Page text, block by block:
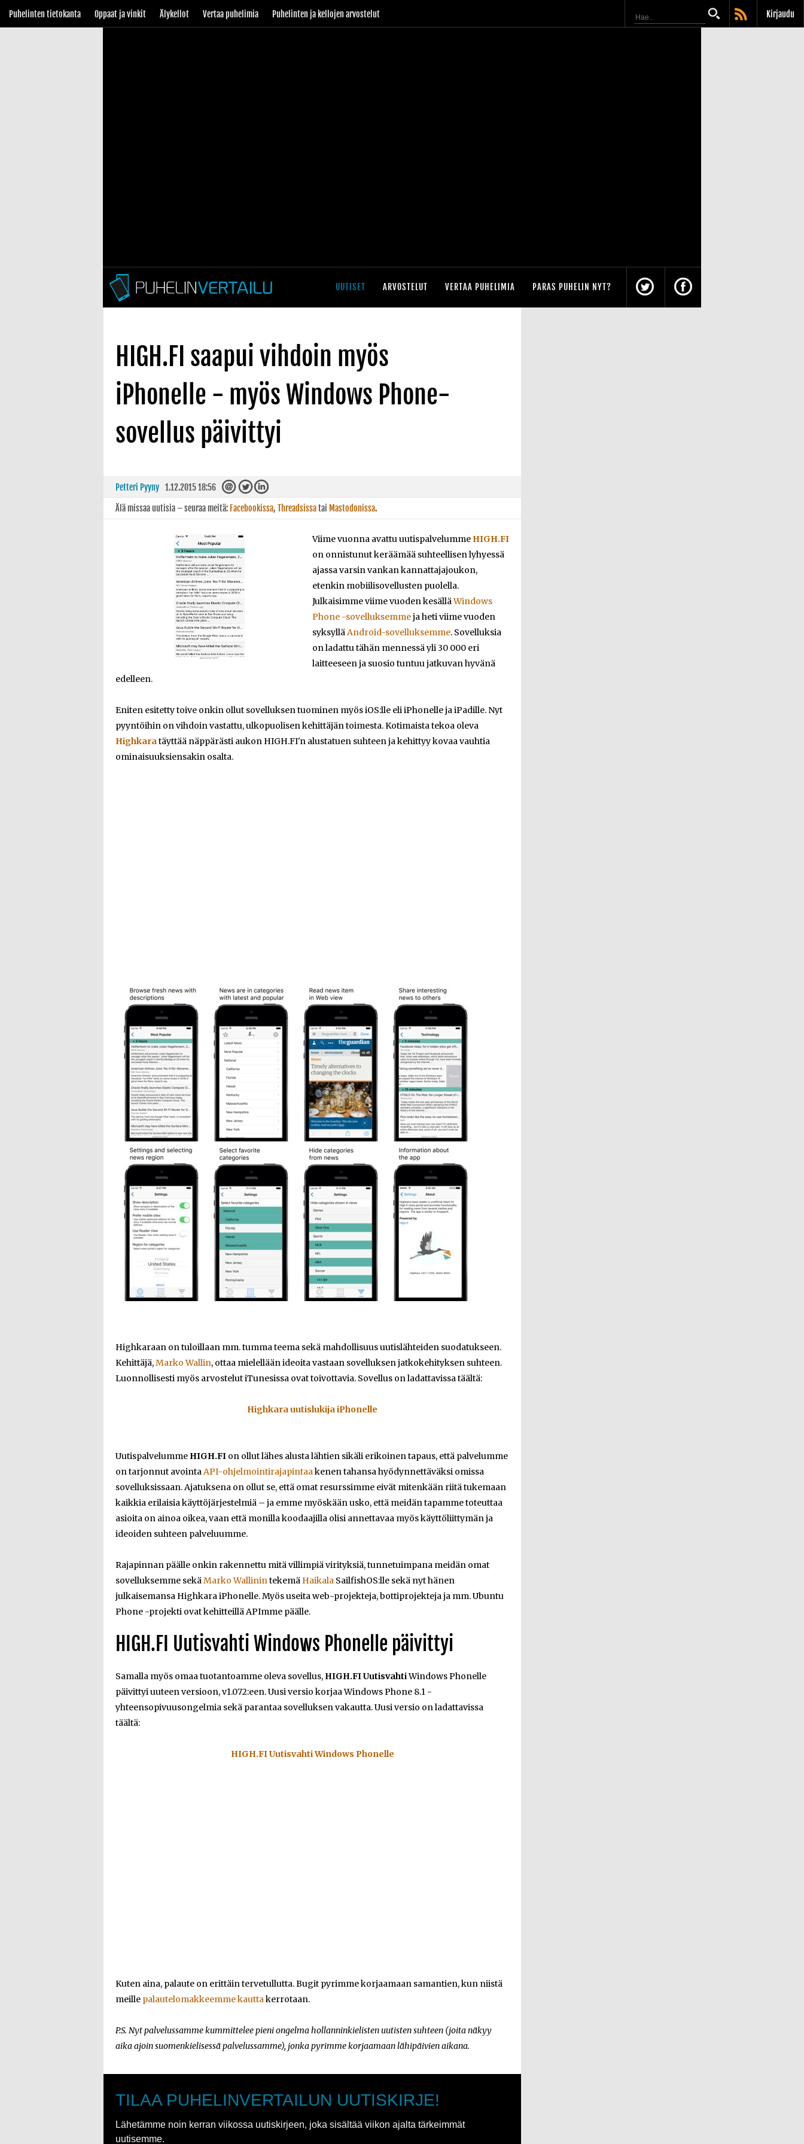
Puhelinten tietokanta Oppaat ja vinkit Älykellot Vertaa puhelimia Puhelinten ja kellojen arvostelut Kirjaudu
UUTISET ARVOSTELUT VERTAA PUHELIMIA PARAS PUHELIN NYT?
HIGH.FI saapui vihdoin myös
iPhonelle - myös Windows Phone-
sovellus päivittyi
Petteri Pyyny 1.12.2015 18:56
Älä missaa uutisia – seuraa meitä: Facebookissa, Threadsissatai Mastodonissa.
Viime vuonna avattu uutispalvelumme HIGH.FI
on onnistunut keräämää suhteellisen lyhyessä
ajassa varsin vankan kannattajajoukon,
etenkin mobiilisovellusten puolella.
Julkaisimme viime vuoden kesälläWindows
Phone -sovelluksemmeja heti viime vuoden
syksylläAndroid-sovelluksemme. Sovelluksia
on ladattu tähän mennessä yli30 000 eri
laitteeseen ja suosio tuntuu jatkuvan hyvänä
edelleen.
Eniten esitetty toive onkin ollut sovelluksen tuominen myös iOS:lle eli iPhonelle ja iPadille. Nyt
pyyntöihin on vihdoin vastattu, ulkopuolisen kehittäjän toimesta. Kotimaista tekoa oleva
Highkaratäyttää näppärästi aukon HIGH.FI'n alustatuen suhteen ja kehittyy kovaa vauhtia
ominaisuuksiensakin osalta.
Highkaraan on tuloillaan mm. tumma teema sekä mahdollisuus uutislähteiden suodatukseen.
Kehittäjä,Marko Wallin, ottaa mielellään ideoita vastaan sovelluksen jatkokehityksen suhteen.
Luonnollisesti myös arvostelut iTunesissa ovat toivottavia. Sovellus on ladattavissa täältä:
Highkara uutislukija iPhonelle
Uutispalvelumme HIGH.FI on ollut lähes alusta lähtien sikäli erikoinen tapaus, että palvelumme
on tarjonnut avointaAPI-ohjelmointirajapintaakenen tahansa hyödynnettäväksi omissa
sovelluksissaan. Ajatuksena on ollut se, että omat resurssimme eivät mitenkään riitä tukemaan
kaikkia erilaisia käyttöjärjestelmiä – ja emme myöskään usko, että meidän tapamme toteuttaa
asioita on ainoa oikea, vaan että monilla koodaajilla olisi annettavaa myös käyttöliittymän ja
ideoiden suhteen palveluumme.
Rajapinnan päälle onkin rakennettu mitä villimpiä virityksiä, tunnetuimpana meidän omat
sovelluksemme sekäMarko Wallinintekemä Haikala SailfishOS:lle sekä nyt hänen
julkaisemansa Highkara iPhonelle. Myös useita web-projekteja, bottiprojekteja ja mm. Ubuntu
Phone -projekti ovat kehitteillä APImme päälle.
HIGH.FI Uutisvahti Windows Phonelle päivittyi
Samalla myös omaa tuotantoamme oleva sovellus, HIGH.FI UutisvahtiWindows Phonelle
päivittyi uuteen versioon, v1.072:een. Uusi versio korjaa Windows Phone 8.1 -
yhteensopivuusongelmia sekä parantaa sovelluksen vakautta. Uusi versio on ladattavissa
täältä:
HIGH.FI Uutisvahti Windows Phonelle
Kuten aina, palaute on erittäin tervetullutta. Bugit pyrimme korjaamaan samantien, kun niistä
meille palautelomakkeemme kauttakerrotaan.
P.S. Nyt palvelussamme kummittelee pieni ongelma hollanninkielisten uutisten suhteen (joita näkyy
aika ajoin suomenkielisessä palvelussamme), jonka pyrimme korjaamaan lähipäivien aikana.
TILAA PUHELINVERTAILUN UUTISKIRJE!
Lähetämme noin kerran viikossa uutiskirjeen, joka sisältää viikon ajalta tärkeimmät
uutisemme.